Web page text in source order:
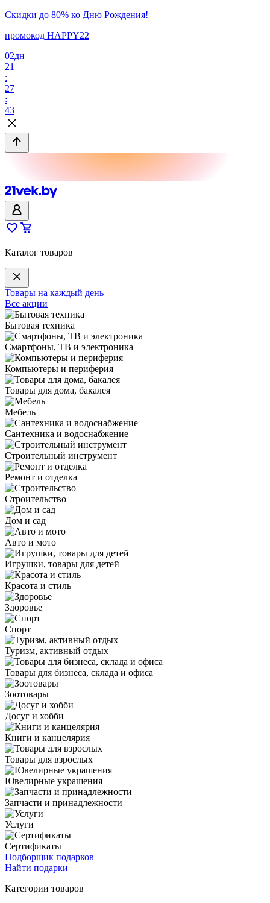
Скидки до 80% ко Дню Рождения!
промокод HAPPY22
02дн
21
:
27
:
43
Каталог товаров
Товары на каждый день
Все акции
Бытовая техника
Смартфоны, ТВ и электроника
Компьютеры и периферия
Товары для дома, бакалея
Мебель
Сантехника и водоснабжение
Строительный инструмент
Ремонт и отделка
Строительство
Дом и сад
Авто и мото
Игрушки, товары для детей
Красота и стиль
Здоровье
Спорт
Туризм, активный отдых
Товары для бизнеса, склада и офиса
Зоотовары
Досуг и хобби
Книги и канцелярия
Товары для взрослых
Ювелирные украшения
Запчасти и принадлежности
Услуги
Сертификаты
Подборщик подарков
Найти подарки
Категории товаров